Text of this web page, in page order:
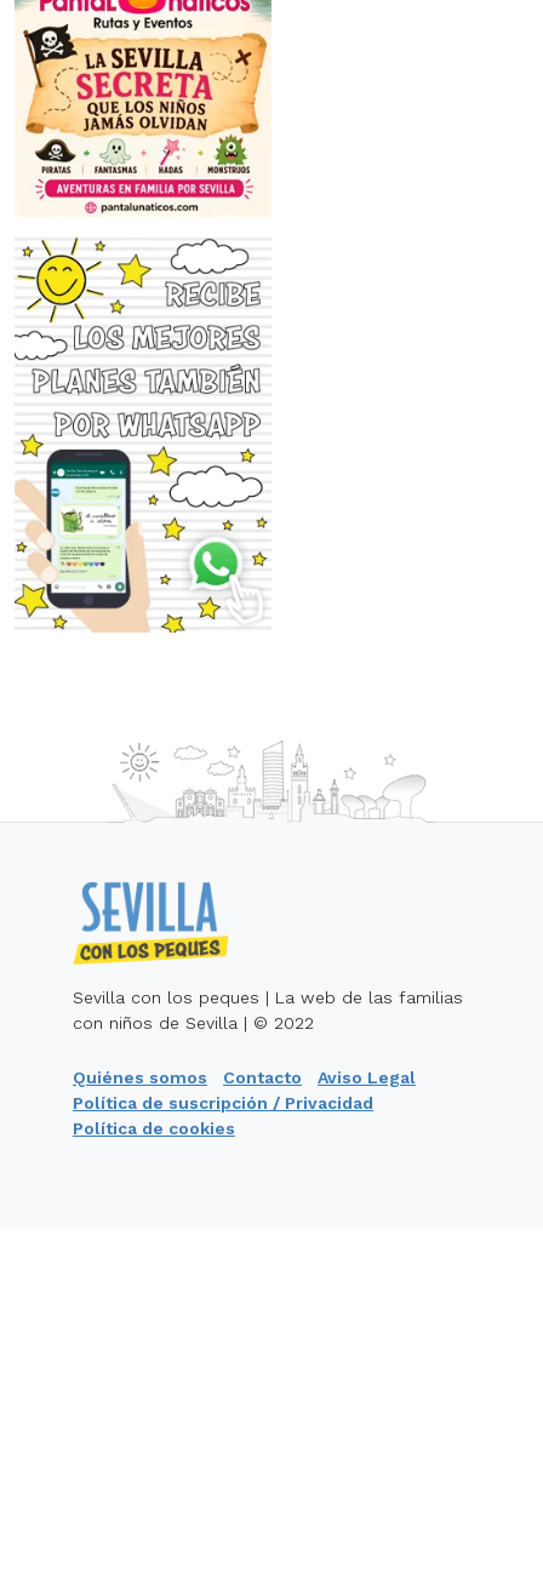
Sevilla con los peques | La web de las familias
con niños de Sevilla | © 2022
Quiénes somos Contacto
Aviso Legal
Política de suscripción / Privacidad
Política de cookies